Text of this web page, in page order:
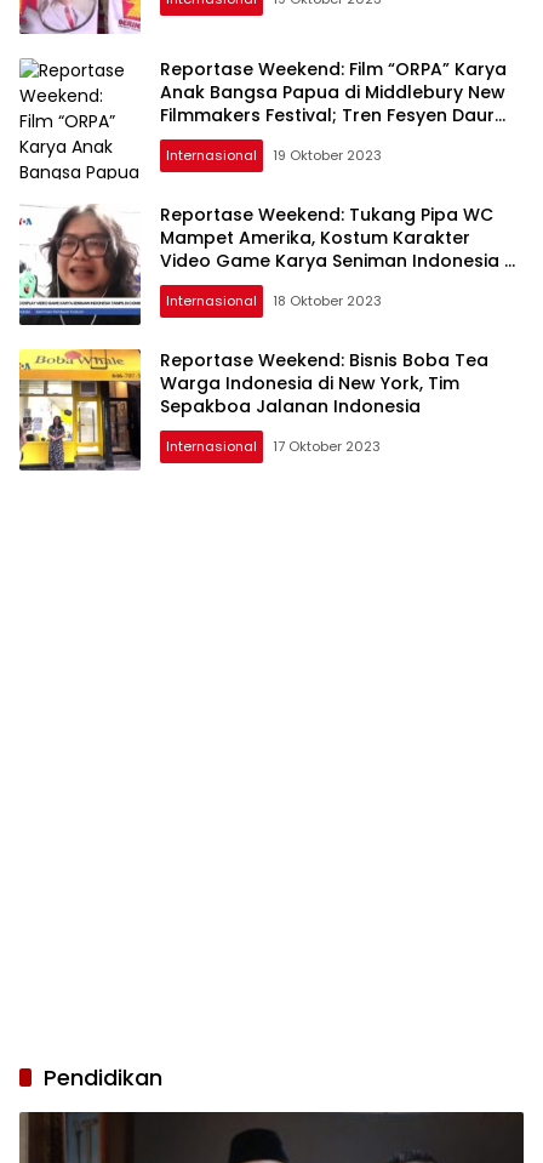
Reportase Weekend: Film “ORPA” Karya
Anak Bangsa Papua di Middlebury New
Filmmakers Festival; Tren Fesyen Daur
Ulang Kain di Brooklyn
Internasional 19 Oktober 2023
Reportase Weekend: Tukang Pipa WC
Mampet Amerika, Kostum Karakter
Video Game Karya Seniman Indonesia di
Comic Con, San Diego
Internasional 18 Oktober 2023
Reportase Weekend: Bisnis Boba Tea
Warga Indonesia di New York, Tim
Sepakboa Jalanan Indonesia
Internasional 17 Oktober 2023
Pendidikan